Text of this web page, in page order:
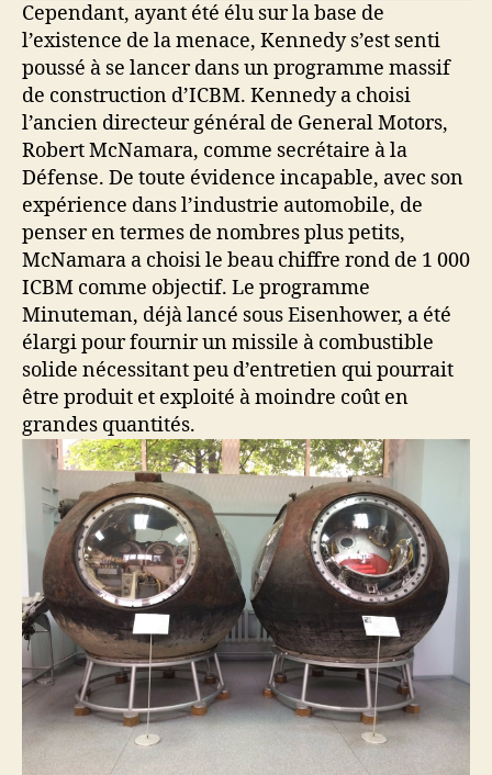
Cependant, ayant été élu sur la base de
l’existence de la menace, Kennedy s’est senti
poussé à se lancer dans un programme massif
de construction d’ICBM. Kennedy a choisi
l’ancien directeur général de General Motors,
Robert McNamara, comme secrétaire à la
Défense. De toute évidence incapable, avec son
expérience dans l’industrie automobile, de
penser en termes de nombres plus petits,
McNamara a choisi le beau chiffre rond de 1 000
ICBM comme objectif. Le programme
Minuteman, déjà lancé sous Eisenhower, a été
élargi pour fournir un missile à combustible
solide nécessitant peu d’entretien qui pourrait
être produit et exploité à moindre coût en
grandes quantités.